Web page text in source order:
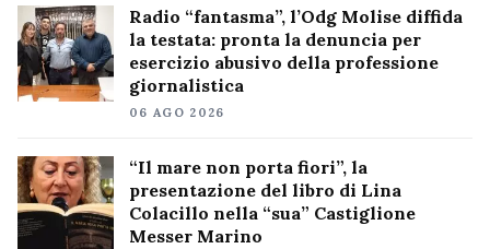
Radio “fantasma”, l’Odg Molise diffida
la testata: pronta la denuncia per
esercizio abusivo della professione
giornalistica
06 AGO 2026
“Il mare non porta fiori”, la
presentazione del libro di Lina
Colacillo nella “sua” Castiglione
Messer Marino